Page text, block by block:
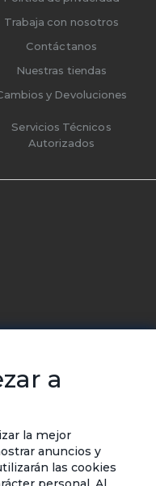
Trabaja con nosotros
Contáctanos
Nuestras tiendas
y Devoluciones
Servicios Técnicos
Autorizados
colecciones,
SUSCRIBIRSE
a
la mejor
anuncios y
las cookies